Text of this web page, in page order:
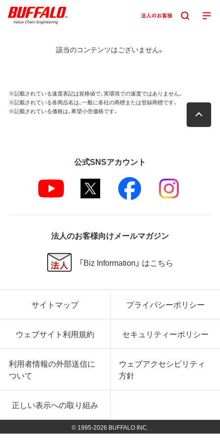
該当のコンテンツはございません。
※記載されている速度表記は規格値で、実環境での速度ではありません。
※記載されている各商品名は、一般に各社の商標または登録商標です。
※記載されている価格は、希望小売価格です。
公式SNSアカウント
法人のお客様向けメールマガジン
「Biz Information」 はこちら
サイトマップ プライバシーポリシー
ウェブサイト利用規約 セキュリティーポリシー
利用者情報の外部送信に
ついて
ウェブアクセシビリティ
方針
正しい表示への取り組み
© 1995-2026 BUFFALO INC.